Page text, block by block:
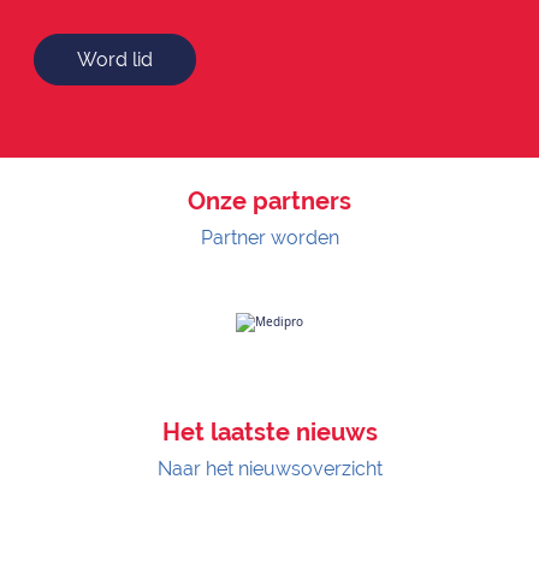
Word lid
Onze partners
Partner worden
Het laatste nieuws
Naar het nieuwsoverzicht